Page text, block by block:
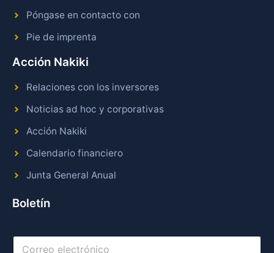
Póngase en contacto con
Pie de imprenta
Acción Nakiki
Relaciones con los inversores
Noticias ad hoc y corporativas
Acción Nakiki
Calendario financiero
Junta General Anual
Boletín
C